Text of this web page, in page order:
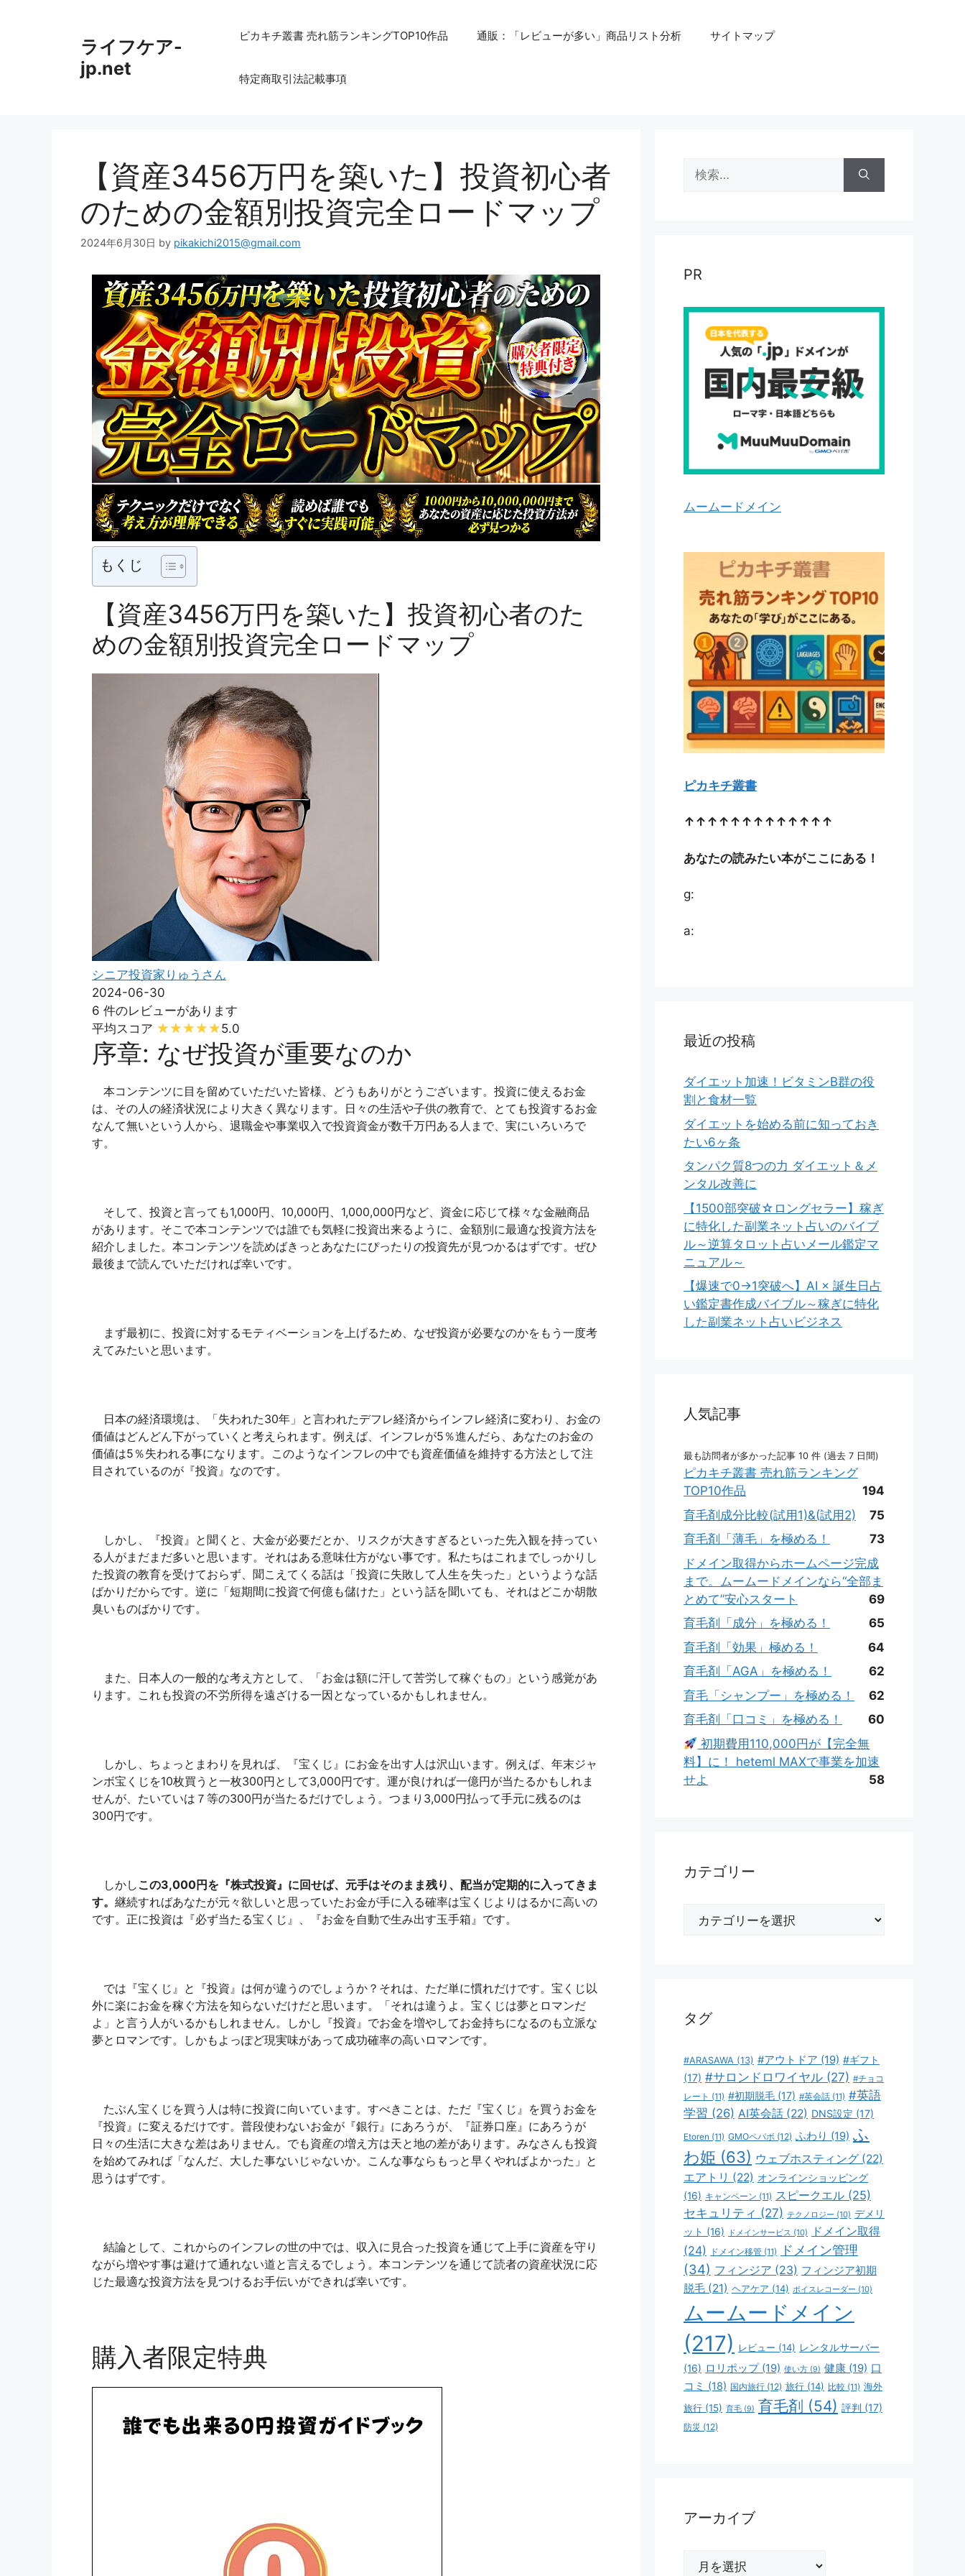
ライフケア-
jp.net
ピカキチ叢書 売れ筋ランキングTOP10作品 通販：「レビューが多い」商品リスト分析 サイトマップ
特定商取引法記載事項
【資産3456万円を築いた】投資初心者
のための金額別投資完全ロードマップ
2024年6月30日 by pikakichi2015@gmail.com
もくじ
【資産3456万円を築いた】投資初心者のた
めの金額別投資完全ロードマップ
シニア投資家りゅうさん
2024-06-30
6 件のレビューがあります
平均スコア
5.0
序章: なぜ投資が重要なのか
本コンテンツに目を留めていただいた皆様、どうもありがとうございます。投資に使えるお金
は、その人の経済状況により大きく異なります。日々の生活や子供の教育で、とても投資するお金
なんて無いという人から、退職金や事業収入で投資資金が数千万円ある人まで、実にいろいろで
す。
そして、投資と言っても1,000円、10,000円、1,000,000円など、資金に応じて様々な金融商品
があります。そこで本コンテンツでは誰でも気軽に投資出来るように、金額別に最適な投資方法を
紹介しました。本コンテンツを読めばきっとあなたにぴったりの投資先が見つかるはずです。ぜひ
最後まで読んでいただければ幸いです。
まず最初に、投資に対するモティベーションを上げるため、なぜ投資が必要なのかをもう一度考
えてみたいと思います。
日本の経済環境は、「失われた30年」と言われたデフレ経済からインフレ経済に変わり、お金の
価値はどんどん下がっていくと考えられます。例えば、インフレが5％進んだら、あなたのお金の
価値は5％失われる事になります。このようなインフレの中でも資産価値を維持する方法として注
目されているのが『投資』なのです。
しかし、『投資』と聞くと、大金が必要だとか、リスクが大きすぎるといった先入観を持ってい
る人がまだまだ多いと思います。それはある意味仕方がない事です。私たちはこれまでしっかりし
た投資の教育を受けておらず、聞こえてくる話は「投資に失敗して人生を失った」というような話
ばかりだからです。逆に「短期間に投資で何億も儲けた」という話を聞いても、それはどこか胡散
臭いものばかりです。
また、日本人の一般的な考え方として、「お金は額に汗して苦労して稼ぐもの」という感覚があ
ります。これも投資の不労所得を遠ざける一因となっているかもしれません。
しかし、ちょっとまわりを見れば、『宝くじ』にお金を出す人は沢山います。例えば、年末ジャ
ンボ宝くじを10枚買うと一枚300円として3,000円です。運が良ければ一億円が当たるかもしれま
せんが、たいていは７等の300円が当たるだけでしょう。つまり3,000円払って手元に残るのは
300円です。
しかし この3,000円を『株式投資』に回せば、元手はそのまま残り、配当が定期的に入ってきま
す。 継続すればあなたが元々欲しいと思っていたお金が手に入る確率は宝くじよりはるかに高いの
です。正に投資は『必ず当たる宝くじ』、『お金を自動で生み出す玉手箱』です。
では『宝くじ』と『投資』は何が違うのでしょうか？それは、ただ単に慣れだけです。宝くじ以
外に楽にお金を稼ぐ方法を知らないだけだと思います。「それは違うよ。宝くじは夢とロマンだ
よ」と言う人がいるかもしれません。しかし『投資』でお金を増やしてお金持ちになるのも立派な
夢とロマンです。しかもよっぽど現実味があって成功確率の高いロマンです。
たぶん宝くじを買う人は特に投資に向いています。すべきことは、ただ『宝くじ』を買うお金を
『投資』に変えるだけです。普段使わないお金が『銀行』にあろうが、『証券口座』にあろうが
日々の生活に大きな差はありません。でも資産の増え方は天と地の差があります。みなさんも投資
を始めてみれば「なんだ、大した事ないじゃないか。こんな事ならもっと早くやればよかった」と
思うはずです。
結論として、これからのインフレの世の中では、収入に見合った投資を通じて上手に資産を守り
ながら増やす事は避けて通れない道と言えるでしょう。本コンテンツを通じて読者の資産状況に応
じた最適な投資方法を見つけるお手伝いができれば幸いです。
購入者限定特典
索:
PR
ムームードメイン
ピカキチ叢書
↑↑↑↑↑↑↑↑↑↑↑↑↑
あなたの読みたい本がここにある！
g:
a:
最近の投稿
ダイエット加速！ビタミンB群の役
割と食材一覧
ダイエットを始める前に知っておき
たい6ヶ条
タンパク質8つの力 ダイエット＆メ
ンタル改善に
【1500部突破☆ロングセラー】稼ぎ
に特化した副業ネット占いのバイブ
ル～逆算タロット占いメール鑑定マ
ニュアル～
【爆速で0→1突破へ】AI × 誕生日占
い鑑定書作成バイブル～稼ぎに特化
した副業ネット占いビジネス
人気記事
最も訪問者が多かった記事 10 件 (過去 7 日間)
ピカキチ叢書 売れ筋ランキング
TOP10作品
194
育毛剤成分比較(試用1)&(試用2)
75
育毛剤「薄毛」を極める！
73
ドメイン取得からホームページ完成
まで。ムームードメインなら“全部ま
とめて”安心スタート
69
育毛剤「成分」を極める！
65
育毛剤「効果」極める！
64
育毛剤「AGA」を極める！
62
育毛「シャンプー」を極める！
62
育毛剤「口コミ」を極める！
60
初期費用110,000円が【完全無
料】に！ heteml MAXで事業を加速
せよ
58
カテゴリー
タグ
#ARASAWA (13) #アウトドア (19) #ギフト
(17) #サロンドロワイヤル (27) #チョコ
レート (11) #初期脱毛 (17) #英会話 (11) #英語
学習 (26) AI英会話 (22) DNS設定 (17)
Etoren (11) GMOペパボ (12) ふわり (19) ふ
わ姫 (63) ウェブホスティング (22)
エアトリ (22) オンラインショッピング
(16) キャンペーン (11) スピークエル (25)
セキュリティ (27) テクノロジー (10) デメリ
ット (16) ドメインサービス (10)
ドメイン取得
(24)
ドメイン移管 (11)
ドメイン管理
(34) フィンジア (23) フィンジア初期
脱毛 (21) ヘアケア (14) ボイスレコーダー (10)
ムームードメイン
(217)
レビュー (14) レンタルサーバー
(16) ロリポップ(19) 使い方 (9) 健康 (19) 口
コミ (18) 国内旅行 (12) 旅行 (14) 比較 (11) 海外
旅行 (15) 育毛 (9) 育毛剤 (54) 評判 (17)
防災 (12)
アーカイブ